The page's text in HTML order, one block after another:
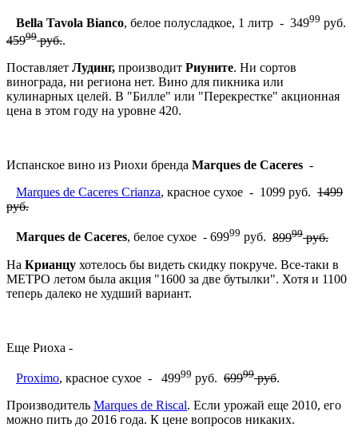
Bella Tavola Bianco, белое полусладкое, 1 литр - 34999 руб.
45999руб..
Поставляет Лудинг, производит Риуните. Ни сортов
винограда, ни региона нет. Вино для пикника или
кулинарных целей. В "Билле" или "Перекрестке" акционная
цена в этом году на уровне 420.
Испанское вино из Риохи бренда Marques de Caceres -
Marques de Caceres Crianza, красное сухое - 1099 руб. 1499
руб.
Marques de Caceres, белое сухое - 69999 руб. 89999руб.
На Крианцу хотелось бы видеть скидку покруче. Все-таки в
МЕТРО летом была акция "1600 за две бутылки". Хотя и 1100
теперь далеко не худший вариант.
Еще Риоха -
Proximo, красное сухое - 49999 руб. 69999руб.
Производитель Marques de Riscal. Если урожай еще 2010, его
можно пить до 2016 года. К цене вопросов никаких.